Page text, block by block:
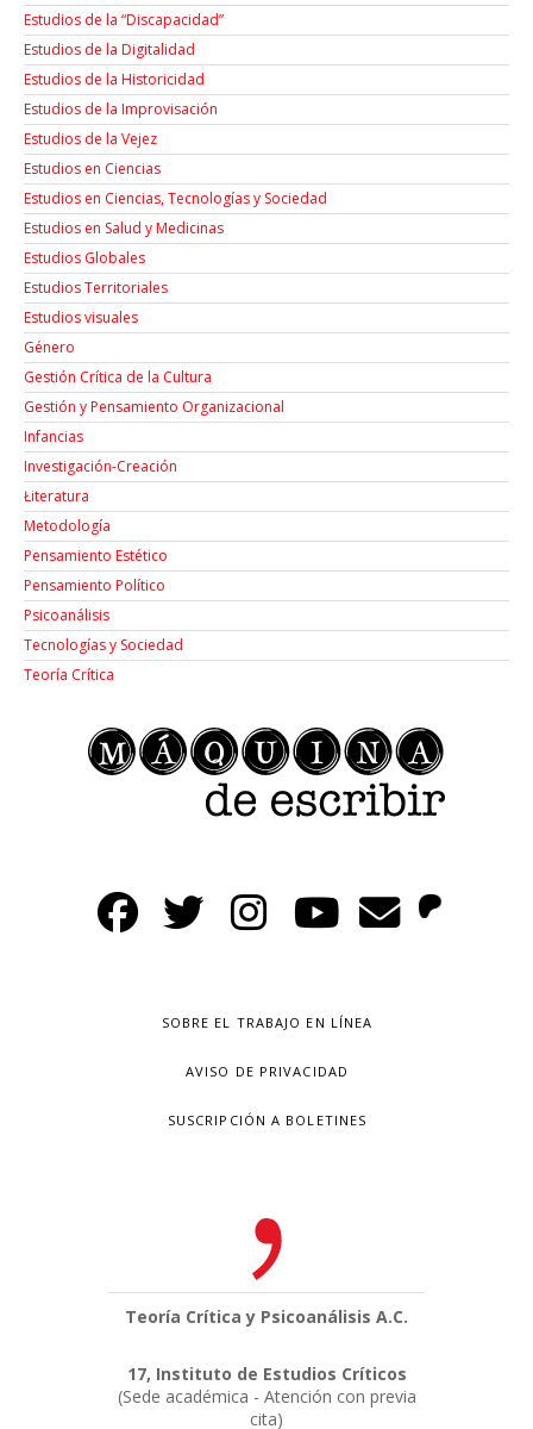
Estudios de la “Discapacidad”
Estudios de la Digitalidad
Estudios de la Historicidad
Estudios de la Improvisación
Estudios de la Vejez
Estudios en Ciencias
Estudios en Ciencias, Tecnologías y Sociedad
Estudios en Salud y Medicinas
Estudios Globales
Estudios Territoriales
Estudios visuales
Género
Gestión Crítica de la Cultura
Gestión y Pensamiento Organizacional
Infancias
Investigación-Creación
Łiteratura
Metodología
Pensamiento Estético
Pensamiento Político
Psicoanálisis
Tecnologías y Sociedad
Teoría Crítica
SOBRE EL TRABAJO EN LÍNEA
AVISO DE PRIVACIDAD
SUSCRIPCIÓN A BOLETINES
Teoría Crítica y Psicoanálisis A.C.
17, Instituto de Estudios Críticos
(Sede académica - Atención con previa
cita)